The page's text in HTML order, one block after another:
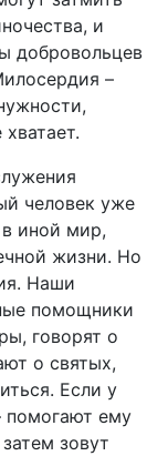
и
добровольцев
–
человек уже
в иной мир,
жизни. Но
Наши
помощники
говорят о
о святых,
Если у
помогают ему
зовут